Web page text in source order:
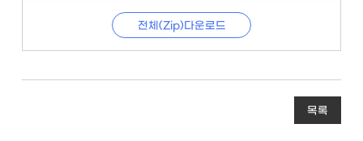
전체(Zip)다운로드
목록